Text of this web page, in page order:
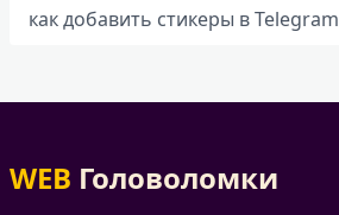
как добавить стикеры в Telegram
WEB Головоломки